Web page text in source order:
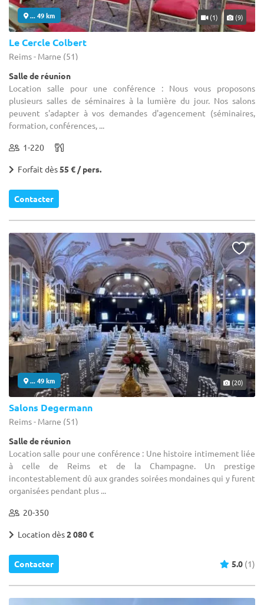
... 49 km (1) (9)
Le Cercle Colbert
Reims - Marne (51)
Salle de réunion
Location salle pour une conférence : Nous vous proposons
plusieurs salles de séminaires à la lumière du jour. Nos salons
peuvent s'adapter à vos demandes d'agencement (séminaires,
formation, conférences, ...
1-220
Forfait dès 55 € / pers.
Contacter
... 49 km (20)
Salons Degermann
Reims - Marne (51)
Salle de réunion
Location salle pour une conférence : Une histoire intimement liée
à celle de Reims et de la Champagne. Un prestige
incontestablement dû aux grandes soirées mondaines qui y furent
organisées pendant plus ...
20-350
Location dès2 080 €
Contacter 5.0 (1)